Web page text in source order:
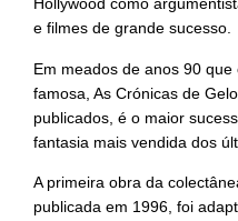
Hollywood como
e filmes de grande sucesso.
Em meados de anos 90
famosa, As Crónicas de
publicados, é o maior
fantasia mais vendida dos
A primeira obra da
publicada em 1996, foi